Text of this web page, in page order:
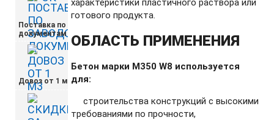
Поставка по заводским
документам
Довоз от 1 м3
характеристики пластичного раствора или
готового продукта.
ОБЛАСТЬ ПРИМЕНЕНИЯ
Бетон марки М350 W8 используется
для:
строительства конструкций с высокими
требованиями по прочности,